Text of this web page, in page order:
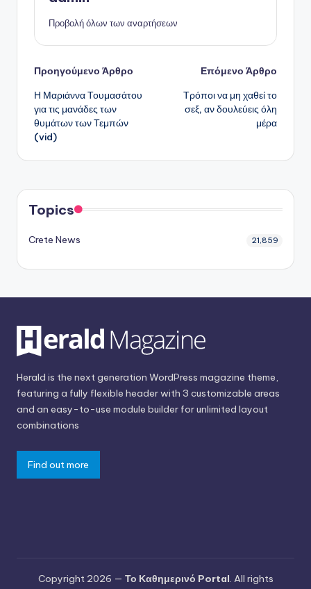
Προβολή όλων των αναρτήσεων
Πλοήγηση
δημοσιεύσεων
Προηγούμενο Άρθρο
Η Μαριάννα Τουμασάτου
για τις μανάδες των
θυμάτων των Τεμπών
(vid)
Επόμενο Άρθρο
Τρόποι να μη χαθεί το
σεξ, αν δουλεύεις όλη
μέρα
Topics
Crete News 21,859
Herald is the next generation WordPress magazine theme,
featuring a fully flexible header with 3 customizable areas
and an easy-to-use module builder for unlimited layout
combinations
Find out more
Copyright 2026 — Το Καθημερινό Portal. All rights